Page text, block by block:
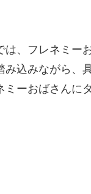
は、フレネミー
み込みながら、
ミーおばさんに